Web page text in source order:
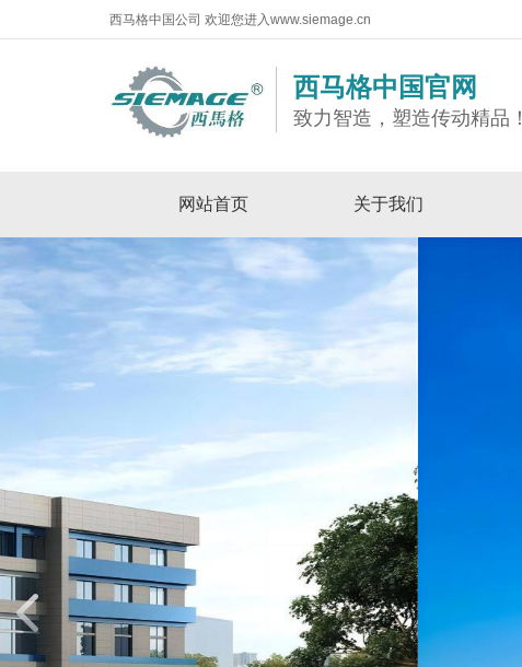
西马格中国公司 欢迎您进入www.siemage.cn
西马格中国官网
致力智造，塑造传动精品！
网站首页 关于我们